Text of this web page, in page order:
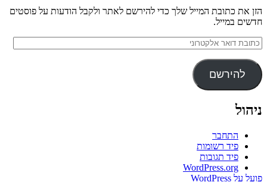
הזן את כתובת המייל שלך כדי להירשם לאתר ולקבל הודעות על פוסטים
חדשים במייל.
כתובת
דואר
אלקטרוני
להירשם
ניהול
התחבר
פיד רשומות
פיד תגובות
WordPress.org
פועל על WordPress